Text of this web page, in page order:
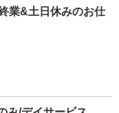
業&土日休みのお仕